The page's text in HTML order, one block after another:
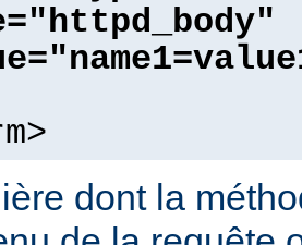
dont la